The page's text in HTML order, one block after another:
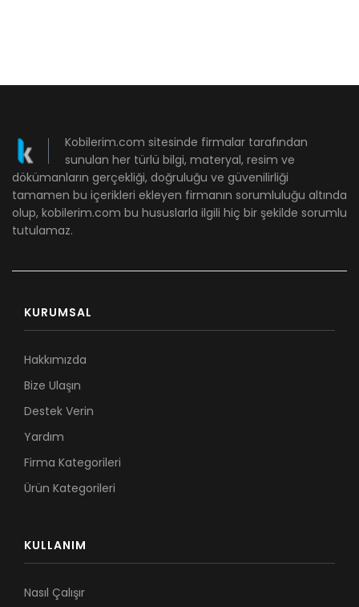
Kobilerim.com sitesinde firmalar tarafından
sunulan her türlü bilgi, materyal, resim ve
dökümanların gerçekliği, doğruluğu ve güvenilirliği
tamamen bu içerikleri ekleyen firmanın sorumluluğu altında
olup, kobilerim.com bu hususlarla ilgili hiç bir şekilde sorumlu
tutulamaz.
KURUMSAL
Hakkımızda
Bize Ulaşın
Destek Verin
Yardım
Firma Kategorileri
Ürün Kategorileri
KULLANIM
Nasıl Çalışır